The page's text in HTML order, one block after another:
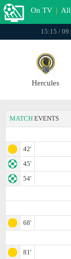
On TV | All
15:15 /
Hercules
MATCH EVENTS
42'
45'
54'
68'
81'